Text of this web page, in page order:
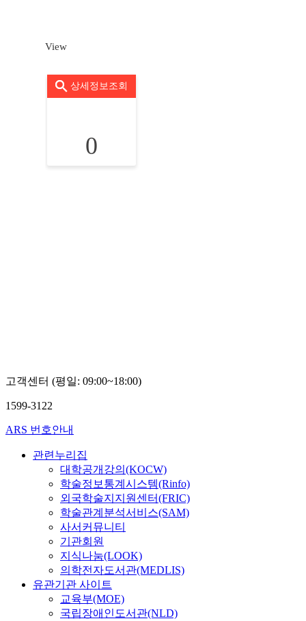
View
상세정보조회
0
고객센터 (평일: 09:00~18:00)
1599-3122
ARS 번호안내
관련누리집
대학공개강의(KOCW)
학술정보통계시스템(Rinfo)
외국학술지지원센터(FRIC)
학술관계분석서비스(SAM)
사서커뮤니티
기관회원
지식나눔(LOOK)
의학전자도서관(MEDLIS)
유관기관 사이트
교육부(MOE)
국립장애인도서관(NLD)